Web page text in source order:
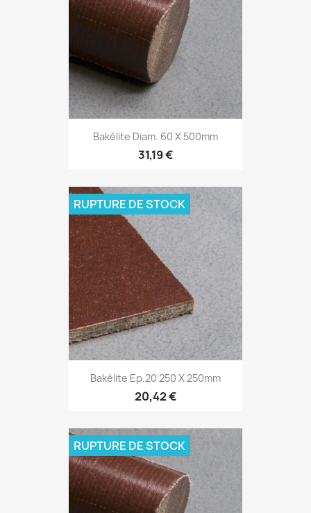
Bakélite Diam. 60 X 500mm
31,19 €
Bakélite Ep.20 250 X 250mm
20,42 €
RUPTURE DE STOCK
RUPTURE DE STOCK